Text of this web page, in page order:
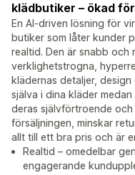
klädbutiker – ökad
En AI-driven lösning för
butiker som låter kunder
realtid. Den är snabb
verklighetstrogna,
klädernas detaljer,
själva i dina kläder
deras självförtroende
försäljningen, minskar
allt till ett bra pris och är
Realtid – omedelbar
engagerande